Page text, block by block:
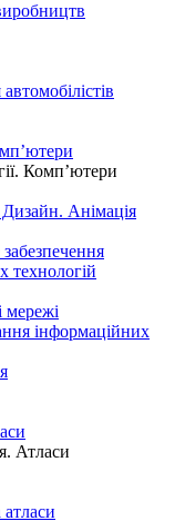
Комп’ютери
Анімація
технологій
мережі
інформаційних
Атласи